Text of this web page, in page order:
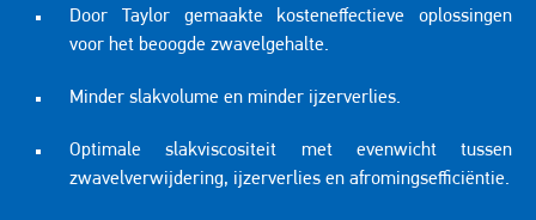
Door Taylor gemaakte kosteneffectieve oplossingen
voor het beoogde zwavelgehalte.
Minder slakvolume en minder ijzerverlies.
Optimale slakviscositeit met evenwicht tussen
zwavelverwijdering, ijzerverlies en afromingsefficiëntie.